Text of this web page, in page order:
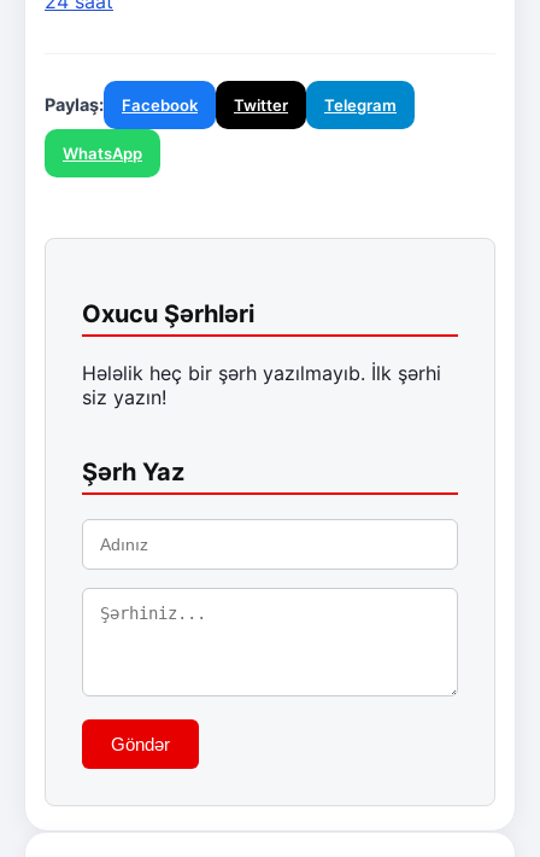
Paylaş: Facebook Twitter Telegram
WhatsApp
Oxucu Şərhləri
Hələlik heç bir şərh yazılmayıb. İlk şərhi
siz yazın!
Şərh Yaz
Göndər